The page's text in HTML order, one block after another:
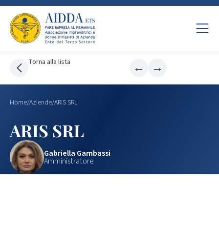
Torna alla lista ← →
Home/Aziende/ARIS SRL
ARIS SRL
Gabriella Gambassi
Amministratore